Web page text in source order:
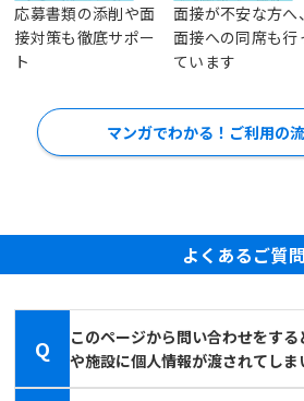
応募書類の添削や面
接対策も徹底サポー
ト
面接が不安な方へ、
面接への同席も行
ています
マンガでわかる！ご利用の
よくあるご質問
Q
このページから問い合わせをす
や施設に個人情報が渡されてしま